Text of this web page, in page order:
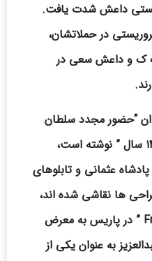
داعش شدت یافت.
در حملاتشان،
ک و داعش سعی در
“حضور مجدد سلطان
عبدالعزیز در پاریس، پس از ۱۴۹ سال ” نوشته است،
عثمانی و تابلوهای
ها نقاشی شده اند،
در نمایشگاه” Frederic-Moisan ” در پاریس به معرض
به عنوان یکی از